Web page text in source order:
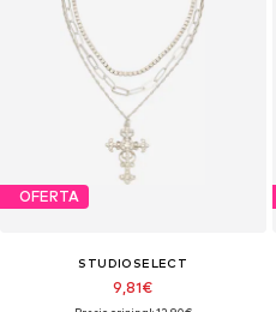
OFERTA
STUDIOSELECT
9,81€